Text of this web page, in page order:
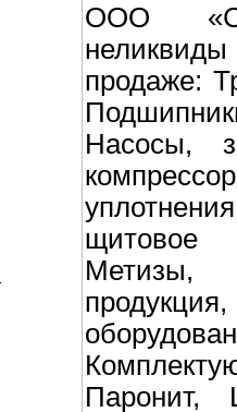
ООО
продаже:
Насосы,
щитовое
Метизы,
Паронит,